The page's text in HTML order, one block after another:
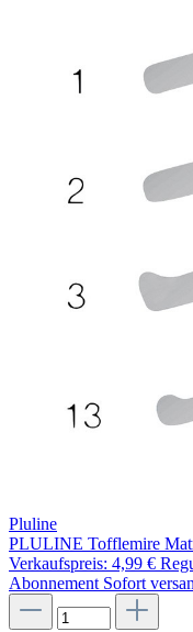
Pluline
PLULINE Tofflemire
Verkaufspreis: 4,99 €
Abonnement Sofort